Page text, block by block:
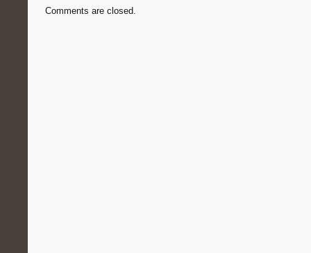
Comments are closed.